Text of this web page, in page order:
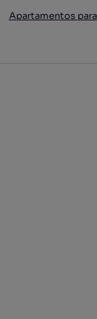
Apartamentos